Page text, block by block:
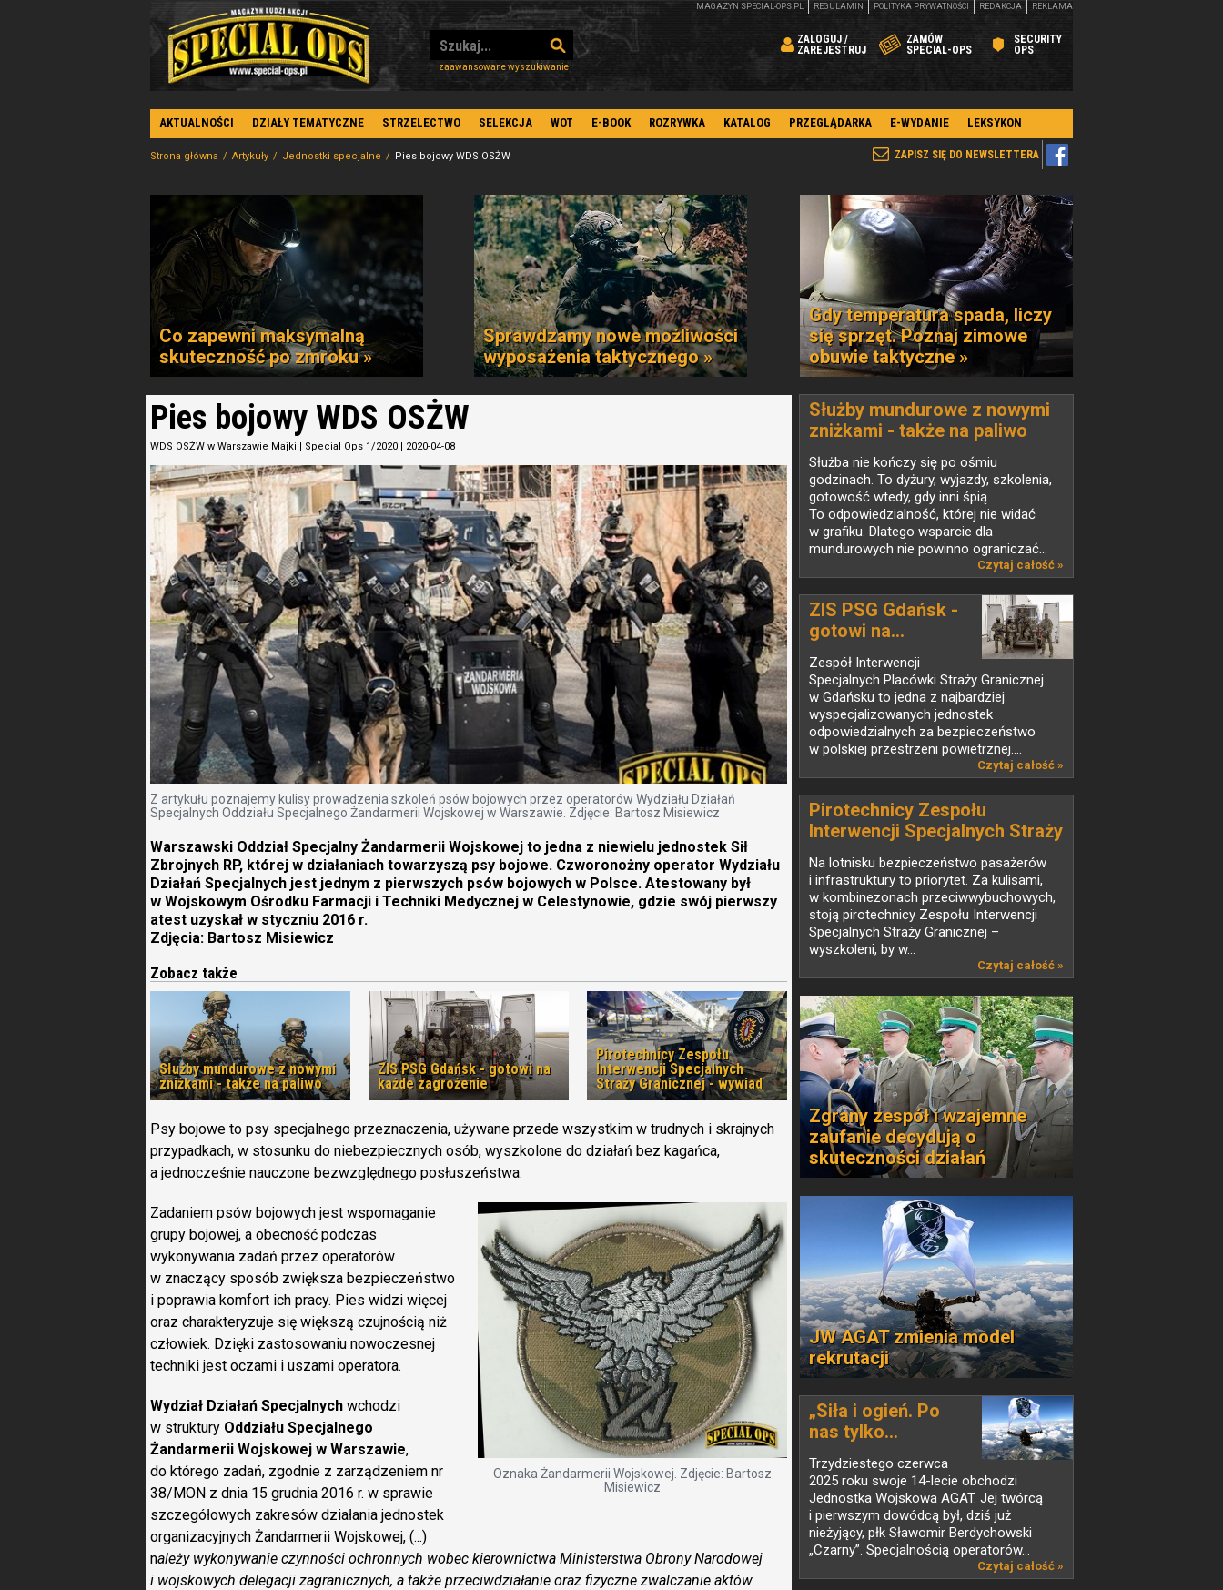
zaawansowane wyszukiwanie
ZALOGUJ /
ZAREJESTRUJ
ZAMÓW
SPECIAL-OPS
SECURITY
OPS
MAGAZYN SPECIAL-OPS.PL REGULAMIN POLITYKA PRYWATNOŚCI REDAKCJA REKLAMA
AKTUALNOŚCI DZIAŁY TEMATYCZNE STRZELECTWO SELEKCJA WOT E-BOOK ROZRYWKA KATALOG PRZEGLĄDARKA E-WYDANIE LEKSYKON
ZAPISZ SIĘ DO NEWSLETTERA
Strona główna Artykuły Jednostki specjalne Pies bojowy WDS OSŻW
Co zapewni maksymalną
skuteczność po zmroku »
Sprawdzamy nowe możliwości
wyposażenia taktycznego »
Gdy temperatura spada, liczy
się sprzęt. Poznaj zimowe
obuwie taktyczne »
Pies bojowy WDS OSŻW
WDS OSŻW w Warszawie Majki | Special Ops 1/2020 | 2020-04-08
Z artykułu poznajemy kulisy prowadzenia szkoleń psów bojowych przez operatorów Wydziału Działań
Specjalnych Oddziału Specjalnego Żandarmerii Wojskowej w Warszawie. Zdjęcie: Bartosz Misiewicz
Warszawski Oddział Specjalny Żandarmerii Wojskowej to jedna z niewielu jednostek Sił
Zbrojnych RP, której w działaniach towarzyszą psy bojowe. Czworonożny operator Wydziału
Działań Specjalnych jest jednym z pierwszych psów bojowych w Polsce. Atestowany był
w Wojskowym Ośrodku Farmacji i Techniki Medycznej w Celestynowie, gdzie swój pierwszy
atest uzyskał w styczniu 2016 r.
Zdjęcia: Bartosz Misiewicz
Zobacz także
Służby mundurowe z nowymi
zniżkami - także na paliwo
ZIS PSG Gdańsk - gotowi na
każde zagrożenie
Pirotechnicy Zespołu
Interwencji Specjalnych
Straży Granicznej - wywiad
Psy bojowe to psy specjalnego przeznaczenia, używane przede wszystkim w trudnych i skrajnych
przypadkach, w stosunku do niebezpiecznych osób, wyszkolone do działań bez kagańca,
a jednocześnie nauczone bezwzględnego posłuszeństwa.
Oznaka Żandarmerii Wojskowej. Zdjęcie: Bartosz
Misiewicz
Zadaniem psów bojowych jest wspomaganie
grupy bojowej, a obecność podczas
wykonywania zadań przez operatorów
w znaczący sposób zwiększa bezpieczeństwo
i poprawia komfort ich pracy. Pies widzi więcej
oraz charakteryzuje się większą czujnością niż
człowiek. Dzięki zastosowaniu nowoczesnej
techniki jest oczami i uszami operatora.
Wydział Działań Specjalnych wchodzi
w struktury Oddziału Specjalnego
Żandarmerii Wojskowej w Warszawie,
do którego zadań, zgodnie z zarządzeniem nr
38/MON z dnia 15 grudnia 2016 r. w sprawie
szczegółowych zakresów działania jednostek
organizacyjnych Żandarmerii Wojskowej, (...)
należy wykonywanie czynności ochronnych wobec kierownictwa Ministerstwa Obrony Narodowej
i wojskowych delegacji zagranicznych, a także przeciwdziałanie oraz fizyczne zwalczanie aktów
Służby mundurowe z nowymi
zniżkami - także na paliwo
Służba nie kończy się po ośmiu
godzinach. To dyżury, wyjazdy, szkolenia,
gotowość wtedy, gdy inni śpią.
To odpowiedzialność, której nie widać
w grafiku. Dlatego wsparcie dla
mundurowych nie powinno ograniczać...
Czytaj całość »
ZIS PSG Gdańsk -
gotowi na...
Zespół Interwencji
Specjalnych Placówki Straży Granicznej
w Gdańsku to jedna z najbardziej
wyspecjalizowanych jednostek
odpowiedzialnych za bezpieczeństwo
w polskiej przestrzeni powietrznej....
Czytaj całość »
Pirotechnicy Zespołu
Interwencji Specjalnych Straży
Granicznej - wywiad
Na lotnisku bezpieczeństwo pasażerów
i infrastruktury to priorytet. Za kulisami,
w kombinezonach przeciwwybuchowych,
stoją pirotechnicy Zespołu Interwencji
Specjalnych Straży Granicznej –
wyszkoleni, by w...
Czytaj całość »
Zgrany zespół i wzajemne
zaufanie decydują o
skuteczności działań
JW AGAT zmienia model
rekrutacji
„Siła i ogień. Po
nas tylko...
Trzydziestego czerwca
2025 roku swoje 14-lecie obchodzi
Jednostka Wojskowa AGAT. Jej twórcą
i pierwszym dowódcą był, dziś już
nieżyjący, płk Sławomir Berdychowski
„Czarny”. Specjalnością operatorów...
Czytaj całość »